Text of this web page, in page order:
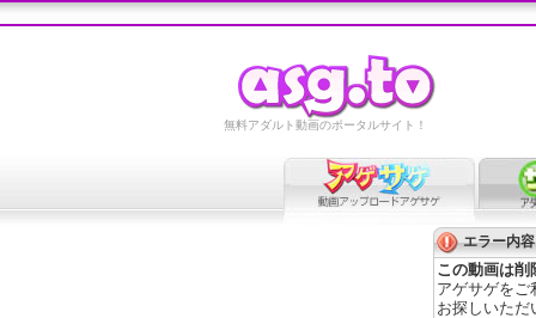
無料アダルト動画のポータルサイト！
エラー内容
この動画は削
アゲサゲをご
お探しいただ